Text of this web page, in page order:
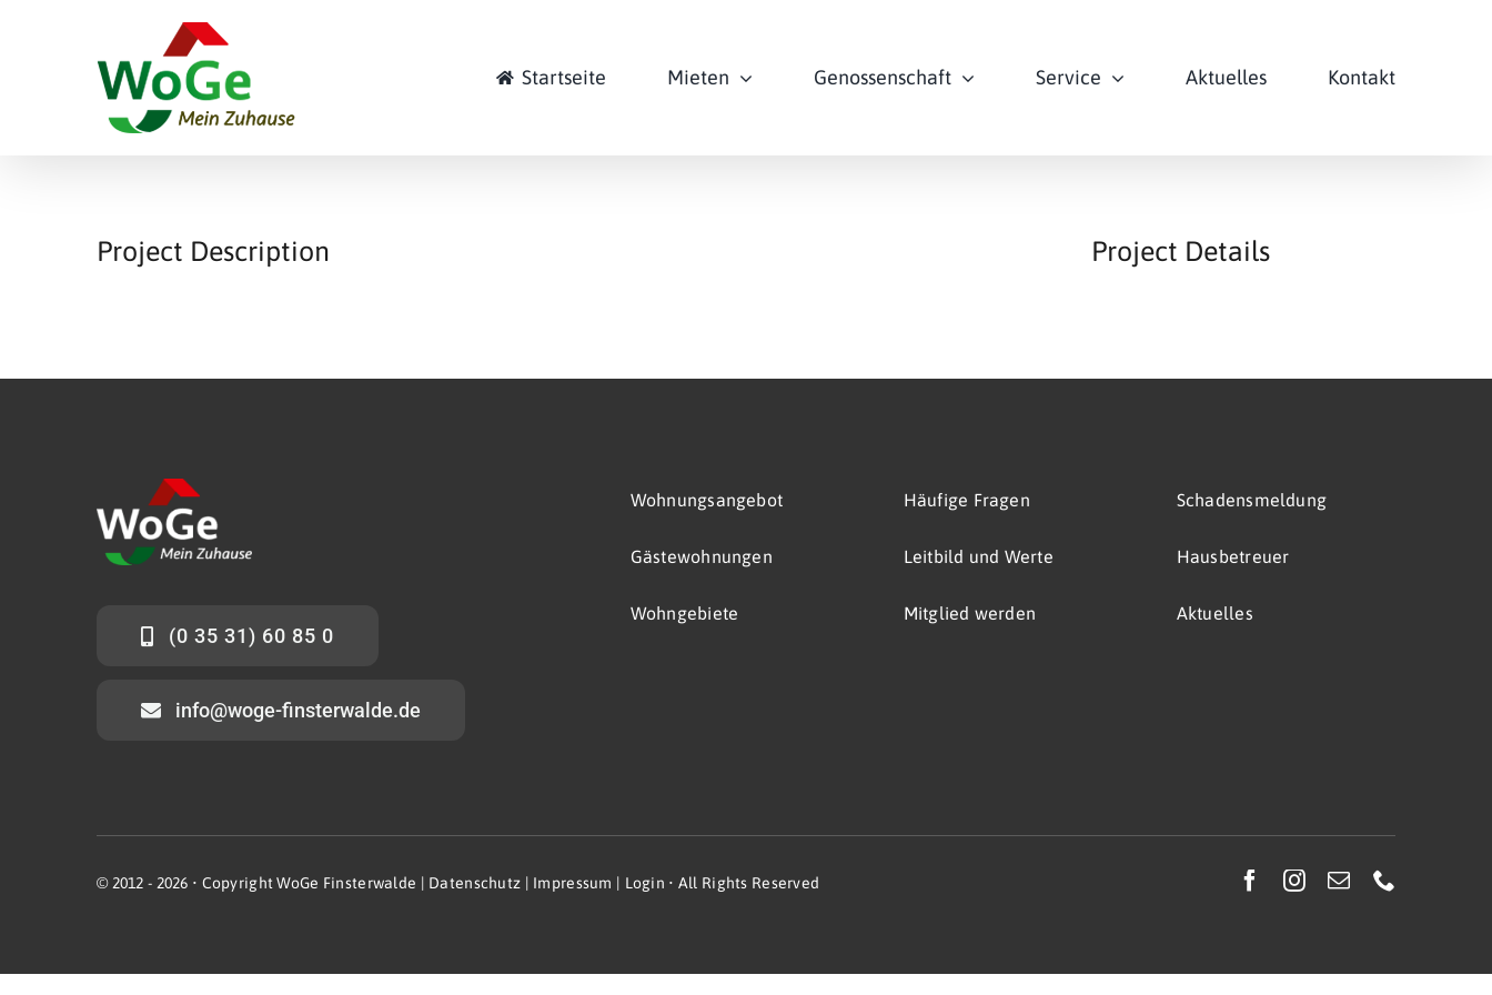
Startseite Mieten Genossenschaft Service Aktuelles Kontakt
Project Description Project Details
(0 35 31) 60 85 0
info@woge-finsterwalde.de
Wohnungsangebot
Gästewohnungen
Wohngebiete
Häufige Fragen
Leitbild und Werte
Mitglied werden
Schadensmeldung
Hausbetreuer
Aktuelles
© 2012 - 2026 • Copyright WoGe Finsterwalde | Datenschutz | Impressum | Login • All Rights Reserved